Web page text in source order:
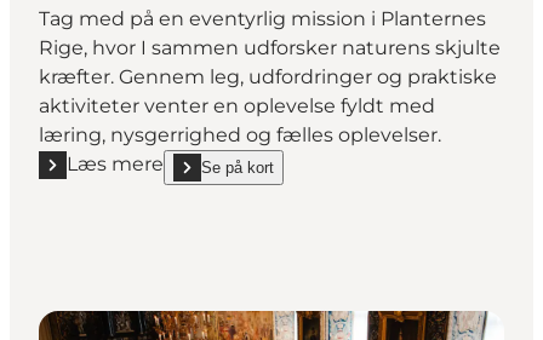
Tag med på en eventyrlig mission i Planternes
Rige, hvor I sammen udforsker naturens skjulte
kræfter. Gennem leg, udfordringer og praktiske
aktiviteter venter en oplevelse fyldt med
læring, nysgerrighed og fælles oplevelser.
Læs mere
Læs mere "Sommerferie på Esrum Kloster &
Se på kort
show Sommerferie på Esrum Kloster & Møllegaard